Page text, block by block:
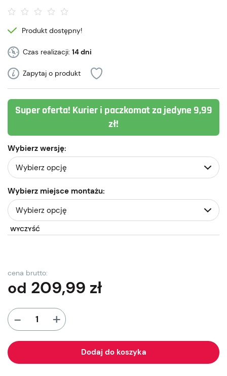
Produkt dostępny!
Czas realizacji: 14 dni
Zapytaj o produkt
Super oferta! Kurier i paczkomat za jedyne 9,99
zł!
Wybierz wersję:
Wybierz miejsce montażu:
WYCZYŚĆ
cena brutto:
od 209,99 zł
- +
Dodaj do koszyka